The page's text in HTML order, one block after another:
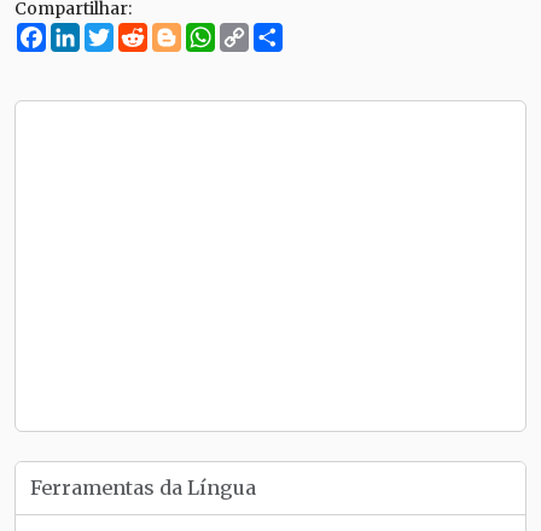
Compartilhar:
Facebook
LinkedIn
Twitter
RedditBloggerWhatsApp
Copy
Link
Ferramentas da Língua